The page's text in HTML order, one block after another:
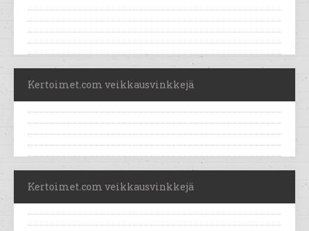
Kertoimet.com veikkausvinkkejä
Kertoimet.com veikkausvinkkejä